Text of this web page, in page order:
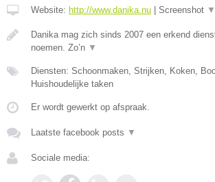
Website: http://www.danika.nu Screenshot ▼
Danika mag zich sinds 2007 een erkend
noemen. Zo’n ▼
Diensten: Schoonmaken, Strijken, Koken,
Huishoudelijke taken
Er wordt gewerkt op afspraak.
Laatste facebook posts ▼
Sociale media: